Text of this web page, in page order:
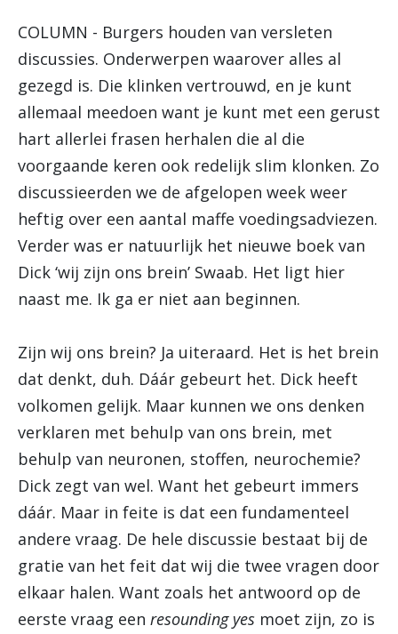
COLUMN - Burgers houden van versleten
discussies. Onderwerpen waarover alles al
gezegd is. Die klinken vertrouwd, en je kunt
allemaal meedoen want je kunt met een gerust
hart allerlei frasen herhalen die al die
voorgaande keren ook redelijk slim klonken. Zo
discussieerden we de afgelopen week weer
heftig over een aantal maffe voedingsadviezen.
Verder was er natuurlijk het nieuwe boek van
Dick ‘wij zijn ons brein’ Swaab. Het ligt hier
naast me. Ik ga er niet aan beginnen.
Zijn wij ons brein? Ja uiteraard. Het is het brein
dat denkt, duh. Dáár gebeurt het. Dick heeft
volkomen gelijk. Maar kunnen we ons denken
verklaren met behulp van ons brein, met
behulp van neuronen, stoffen, neurochemie?
Dick zegt van wel. Want het gebeurt immers
dáár. Maar in feite is dat een fundamenteel
andere vraag. De hele discussie bestaat bij de
gratie van het feit dat wij die twee vragen door
elkaar halen. Want zoals het antwoord op de
eerste vraag een resounding yes moet zijn, zo is